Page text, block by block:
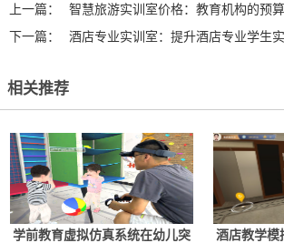
上一篇：
智慧旅游实训室价格：教育机构的预
下一篇：
酒店专业实训室：提升酒店专业学生
相关推荐
学前教育虚拟仿真系统在幼儿突
酒店教学模